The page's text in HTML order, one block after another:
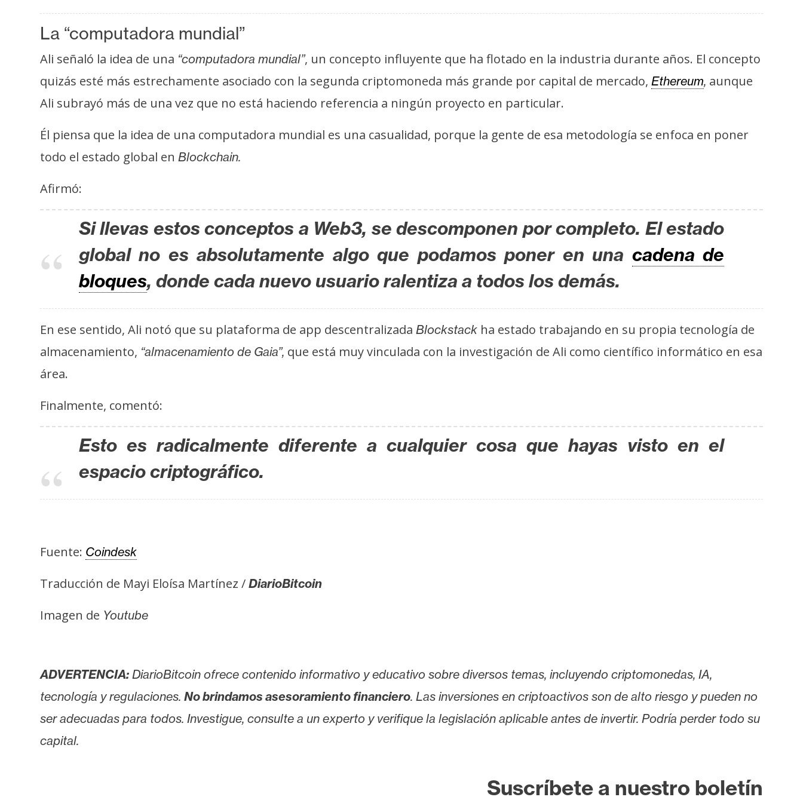
s
C
o
n
t
c
t
y
i
a
d
La “computadora mundial”
Ali señaló la idea de una “computadora mundial”, un concepto influyente que ha flotado en la industria durante años. El concepto
quizás esté más estrechamente asociado con la segunda criptomoneda más grande por capital de mercado, Ethereum, aunque
Ali subrayó más de una vez que no está haciendo referencia a ningún proyecto en particular.
Él piensa que la idea de una computadora mundial es una casualidad, porque la gente de esa metodología se enfoca en poner
todo el estado global en Blockchain.
Afirmó:
Si llevas estos conceptos a Web3, se descomponen por completo. El estado
global no es absolutamente algo que podamos poner en una cadena de
bloques, donde cada nuevo usuario ralentiza a todos los demás.
En ese sentido, Ali notó que su plataforma de app descentralizada Blockstack ha estado trabajando en su propia tecnología de
almacenamiento, “almacenamiento de Gaia”, que está muy vinculada con la investigación de Ali como científico informático en esa
área.
Finalmente, comentó:
Esto es radicalmente diferente a cualquier cosa que hayas visto en el
espacio criptográfico.
Fuente: Coindesk
Traducción de Mayi Eloísa Martínez / DiarioBitcoin
Imagen de Youtube
ADVERTENCIA: DiarioBitcoin ofrece contenido informativo y educativo sobre diversos temas, incluyendo criptomonedas, IA,
tecnología y regulaciones. No brindamos asesoramiento financiero. Las inversiones en criptoactivos son de alto riesgo y pueden no
ser adecuadas para todos. Investigue, consulte a un experto y verifique la legislación aplicable antes de invertir. Podría perder todo su
capital.
Suscríbete a nuestro boletín